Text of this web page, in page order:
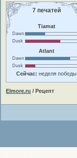
7 печатей
Tiamat
Dawn
Dusk
Atlant
Dawn
Dusk
Сейчас: неделя победы
Elmore.ru / Рецепт